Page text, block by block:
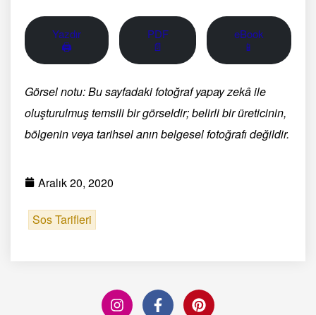
Yazdır
🖨
PDF
📄
eBook
📱
Görsel notu: Bu sayfadaki fotoğraf yapay zekâ ile
oluşturulmuş temsili bir görseldir; belirli bir üreticinin,
bölgenin veya tarihsel anın belgesel fotoğrafı değildir.
Aralık 20, 2020
Sos Tarifleri